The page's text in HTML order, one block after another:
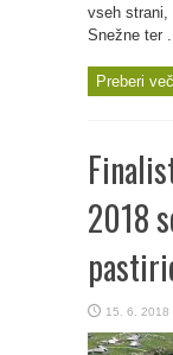
vseh strani,
Snežne ter
Preberi
2018
15. 6. 2018